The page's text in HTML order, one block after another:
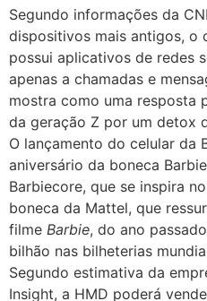
Segundo informações da
dispositivos mais antigos, o
possui aplicativos de redes
apenas a chamadas e
mostra como uma resposta
da geração Z por um detox
O lançamento do celular da
aniversário da boneca
Barbiecore, que se inspira
boneca da Mattel, que
filme Barbie, do ano
bilhão nas bilheterias
Segundo estimativa da
Insight, a HMD poderá